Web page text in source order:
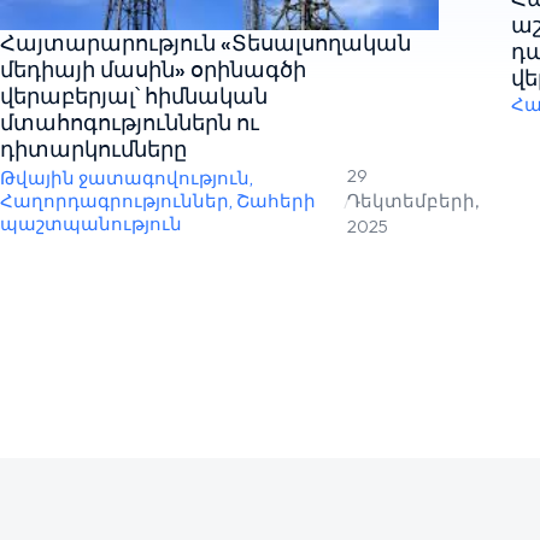
Հայտարարություն «Տեսալսողական
մեդիայի մասին» օրինագծի
վերաբերյալ՝ հիմնական
մտահոգություններն ու
դիտարկումները
Թվային ջատագովություն,
Հաղորդագրություններ, Շահերի
պաշտպանություն
/
29
Դեկտեմբերի,
2025